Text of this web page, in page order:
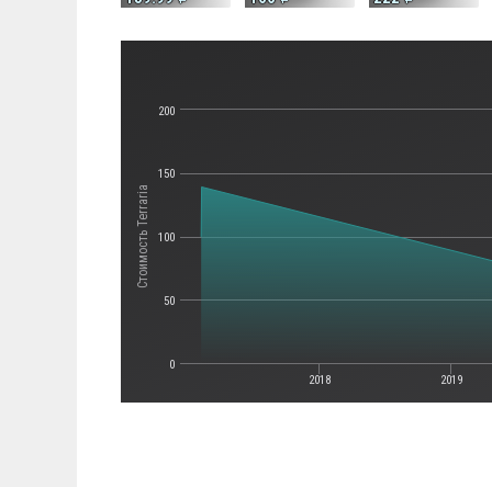
Стоимость Terraria
2018 2019
0
50
100
150
200